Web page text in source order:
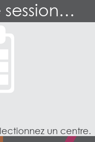
session…
un centre.